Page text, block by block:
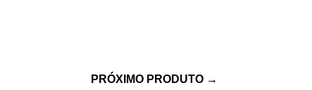
PRÓXIMO PRODUTO→